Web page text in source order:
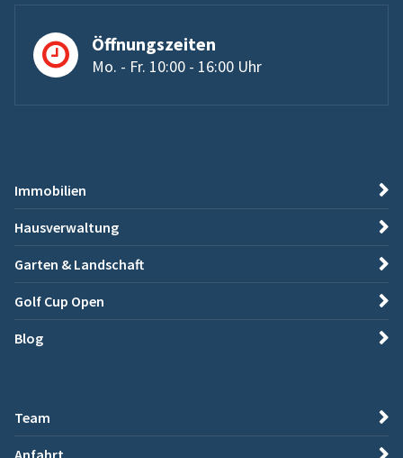
Öffnungszeiten
Mo. - Fr. 10:00 - 16:00 Uhr
Immobilien
Hausverwaltung
Garten & Landschaft
Golf Cup Open
Blog
Team